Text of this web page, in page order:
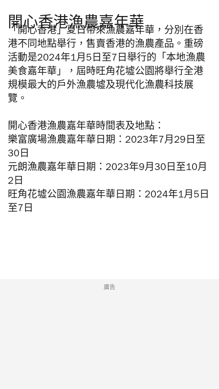
開心香港漁農嘉年華
「開心香港」夏日帶來漁農嘉年華，分別在香
港不同地點舉行，售賣香港的漁農產品。重磅
活動是2024年1月5日至7日舉行的「本地漁農
美食嘉年華」，屆時旺角花墟公園將舉行全港
規模最大的戶外漁農墟及現代化漁農科技展
覽。
開心香港漁農嘉年華時間表及地點：
樂富廣場漁農嘉年華日期：2023年7月29日至
30日
元朗漁農嘉年華日期：2023年9月30日至10月
2日
旺角花墟公園漁農嘉年華日期：2024年1月5日
至7日
廣告